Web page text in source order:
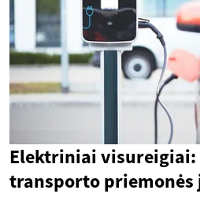
Elektriniai
transporto priemonės